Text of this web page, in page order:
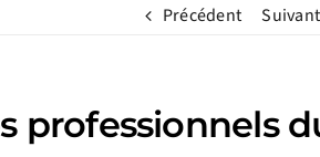
Précédent Suivant
professionnels